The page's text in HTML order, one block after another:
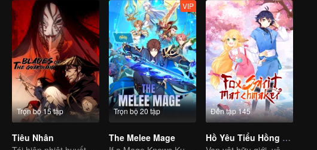
Trọn bộ 15 tập
Tiêu Nhân
Trọn bộ 20 tập
VIP
The Melee Mage
Đến tập 145
Hồ Yêu Tiểu Hồng Nương